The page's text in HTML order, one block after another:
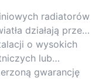
radiatorów
działają przez
potrzebę
o wysokich
lub
dostępność jest
gwarancję